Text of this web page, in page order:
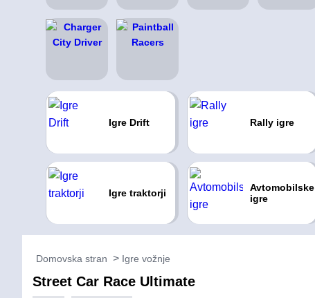
Igre Drift Rally igre
Igre traktorji
Avtomobilske
igre
Domovska stran Igre vožnje
Street Car Race Ultimate